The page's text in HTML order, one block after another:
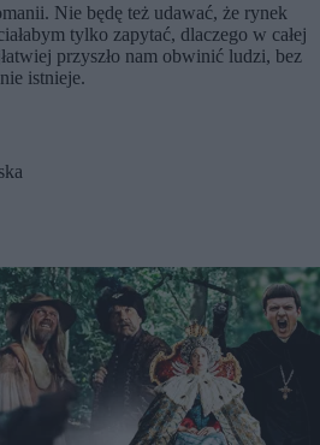
Nie będę też udawać, że rynek
tylko zapytać, dlaczego w całej
przyszło nam obwinić ludzi, bez
istnieje.